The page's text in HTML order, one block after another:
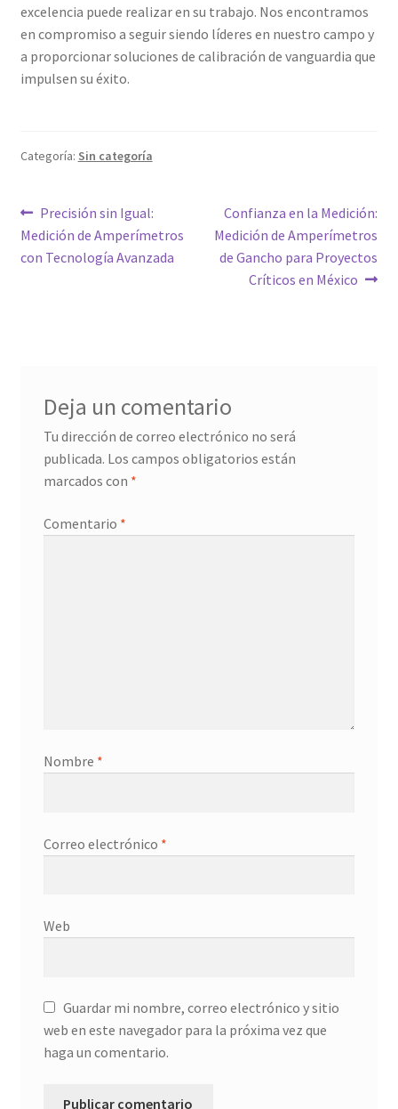
excelencia puede realizar en su trabajo. Nos encontramos
en compromiso a seguir siendo líderes en nuestro campo y
a proporcionar soluciones de calibración de vanguardia que
impulsen su éxito.
Categoría: Sin categoría
Navegación
de
Entrada
anterior:
Precisión sin Igual:
Medición de Amperímetros
con Tecnología Avanzada
Siguiente
entrada:
Confianza en la Medición:
Medición de Amperímetros
de Gancho para Proyectos
Críticos en México
Deja un comentario
Tu dirección de correo electrónico no será
publicada. Los campos obligatorios están
marcados con *
Comentario *
Nombre *
Correo electrónico *
Web
Guardar mi nombre, correo electrónico y sitio
web en este navegador para la próxima vez que
haga un comentario.